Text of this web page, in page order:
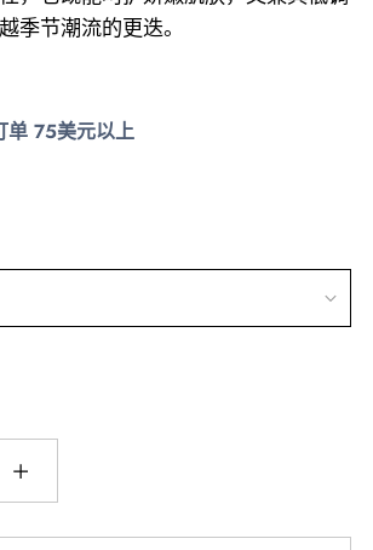
季节潮流的更迭。
单 75美元以上